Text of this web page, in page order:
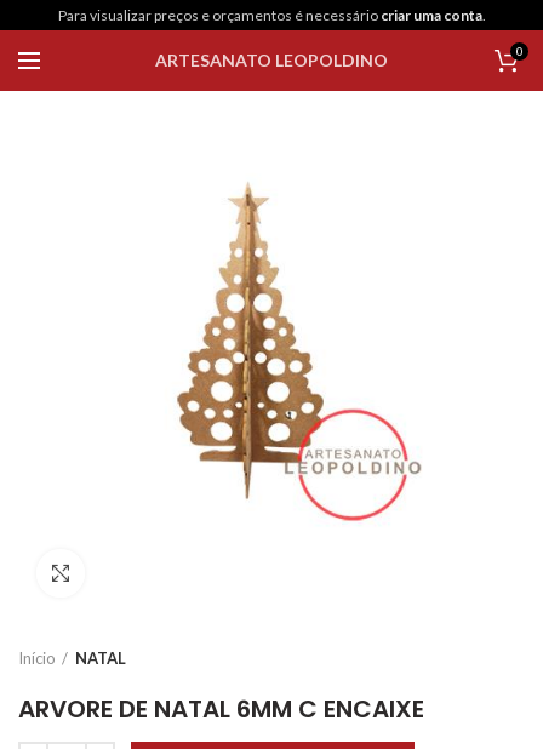
Para visualizar preços e orçamentos é necessário criar uma conta.
ARTESANATO LEOPOLDINO 0
Início NATAL
ARVORE DE NATAL 6MM C ENCAIXE